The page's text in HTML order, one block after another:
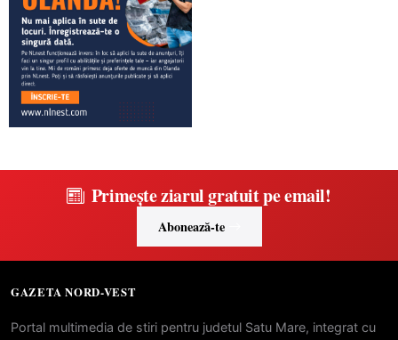
Primește ziarul gratuit pe email!
Abonează-te
GAZETA NORD-VEST
Portal multimedia de stiri pentru judetul Satu Mare, integrat cu